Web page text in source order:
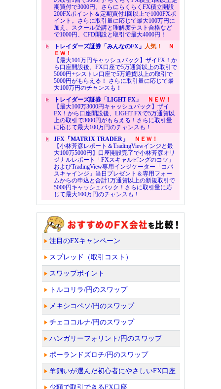
期買付で3000円。さらにらくらくFX積立開設
200FXポイント＆定期買付1回以上で1000FXポ
イント。さらに取引量に応じて最大100万円に
加え、スクール受講と理解度テスト合格など
で1000円、CFD開設と取引で最大4000円！
トレイダーズ証券「みんなのFX」 人気！
Ｎ
ＥＷ！
【最大101万円キャッシュバック】ザイFX！か
ら口座開設後、FX口座で5万通貨以上の取引で
5000円+シストレ口座で5万通貨以上の取引で
5000円がもらえる！ さらに取引量に応じて最
大100万円のチャンスも！
トレイダーズ証券「LIGHT FX」
ＮＥＷ！
【最大100万3000円キャッシュバック】ザイ
FX！から口座開設後、LIGHT FXで5万通貨以
上の取引で3000円がもらえる！さらに取引量
に応じて最大100万円のチャンスも！
JFX「MATRIX TRADER」
ＮＥＷ！
【小林芳彦レポート＆TradingViewインジと最
大100万5000円】口座開設完了で小林芳彦オリ
ジナルレポート「FXスキャルピングのコツ」
およびTradingView専用インジケーター「コバ
スキャインジ」当日プレゼント＆専用フォー
ムからの申込と合計1万通貨以上の新規取引で
5000円キャッシュバック！さらに取引量に応
じて最大100万円のチャンスも！
注目のFXキャンペーン
スプレッド（取引コスト）
スワップポイント
トルコリラ/円のスワップ
メキシコペソ/円のスワップ
チェココルナ/円のスワップ
ハンガリーフォリント/円のスワップ
ポーランドズロチ/円のスワップ
羊飼いが選んだ初心者にやさしいFX口座
少額で取引できるFX口座